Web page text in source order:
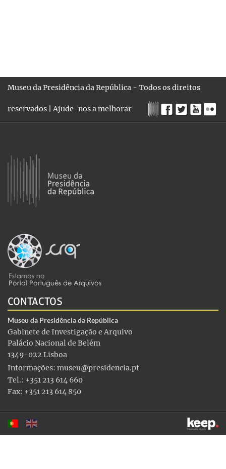
Museu da Presidência da República - Todos os direitos
reservados |Ajude-nos a melhorar
CONTACTOS
Museu da Presidência da República
Gabinete de Investigação e Arquivo
Palácio Nacional de Belém
1349-022 Lisboa
Informações: museu@presidencia.pt
Tel.: +351 213 614 660
Fax: +351 213 614 850